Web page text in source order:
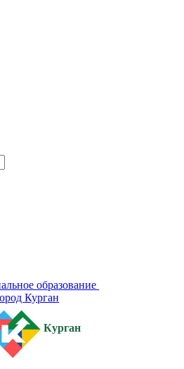
образование
Курган
Курган